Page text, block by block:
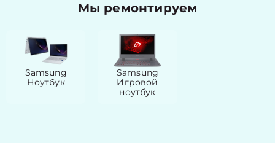
Мы ремонтируем
Samsung
Ноутбук
Samsung
Игровой
ноутбук